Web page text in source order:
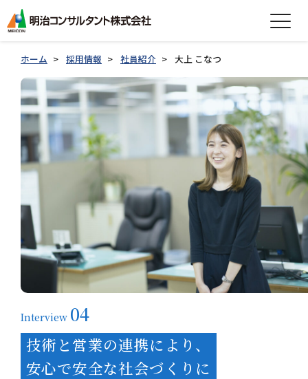
会社情報
事業紹介 expand_more
製品紹介 expand_more
技術情報 expand_more
採用情報 expand_more
グループ会社採用情報
個人情報保護方針
お問い合わせ
ホーム 採用情報 社員紹介 大上 こなつ
Interview 04
技術と営業の連携により、
安心で安全な社会づくりに